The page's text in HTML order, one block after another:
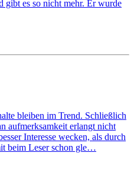
gibt es so nicht mehr. Er wurde
bleiben im Trend. Schließlich
aufmerksamkeit erlangt nicht
Interesse wecken, als durch
beim Leser schon gle…